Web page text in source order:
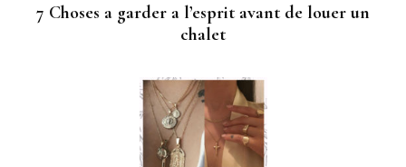
7 Choses a garder a l’esprit avant de louer un
chalet